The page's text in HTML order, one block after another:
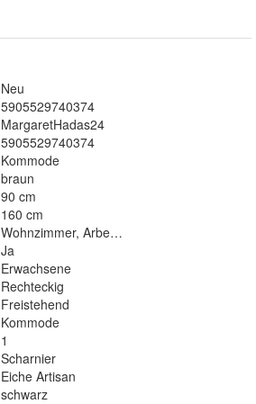
Neu
5905529740374
MargaretHadas24
5905529740374
Kommode
braun
90 cm
160 cm
Wohnzimmer, Arbeitszimmer
Ja
Erwachsene
Rechteckig
Freistehend
Kommode
1
Scharnier
Eiche Artisan
schwarz